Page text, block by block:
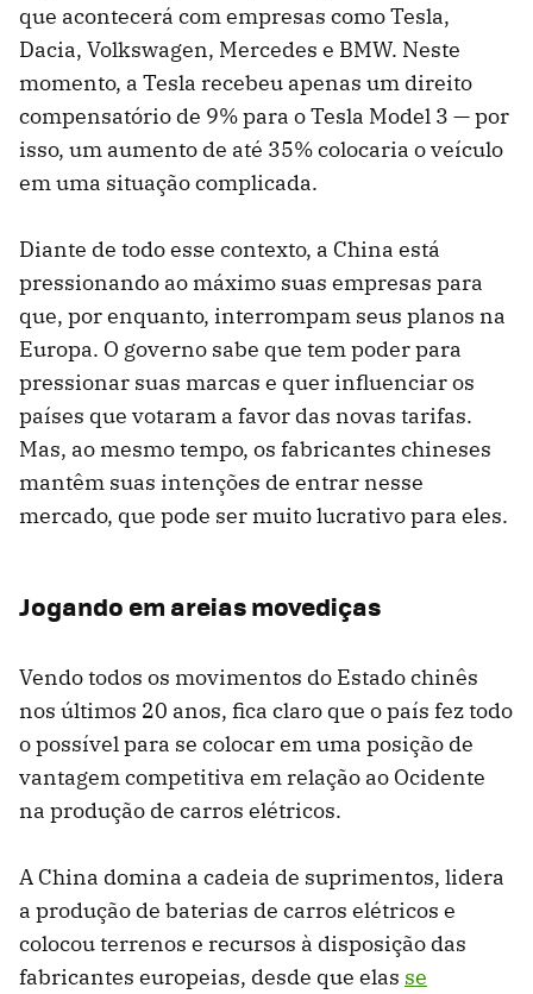
que acontecerá com empresas como Tesla,
Dacia, Volkswagen, Mercedes e BMW. Neste
momento, a Tesla recebeu apenas um direito
compensatório de 9% para o Tesla Model 3 — por
isso, um aumento de até 35% colocaria o veículo
em uma situação complicada.
Diante de todo esse contexto, a China está
pressionando ao máximo suas empresas para
que, por enquanto, interrompam seus planos na
Europa. O governo sabe que tem poder para
pressionar suas marcas e quer influenciar os
países que votaram a favor das novas tarifas.
Mas, ao mesmo tempo, os fabricantes chineses
mantêm suas intenções de entrar nesse
mercado, que pode ser muito lucrativo para eles.
Jogando em areias movediças
Vendo todos os movimentos do Estado chinês
nos últimos 20 anos, fica claro que o país fez todo
o possível para se colocar em uma posição de
vantagem competitiva em relação ao Ocidente
na produção de carros elétricos.
A China domina a cadeia de suprimentos, lidera
a produção de baterias de carros elétricos e
colocou terrenos e recursos à disposição das
fabricantes europeias, desde que elas se